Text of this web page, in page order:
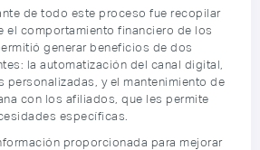
de todo este proceso fue recopilar
el comportamiento financiero de los
generar beneficios de dos
la automatización del canal digital,
personalizadas, y el mantenimiento de
con los afiliados, que les permite
específicas.
proporcionada para mejorar